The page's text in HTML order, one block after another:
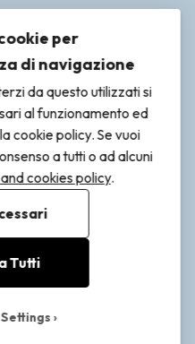
per
di navigazione
da questo utilizzati si
al funzionamento ed
cookie policy. Se vuoi
a tutti o ad alcuni
cookies policy.
Tutti